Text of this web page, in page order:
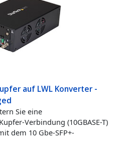
auf LWL Konverter -
Sie eine
Verbindung (10GBASE-T)
dem 10 Gbe-SFP+-